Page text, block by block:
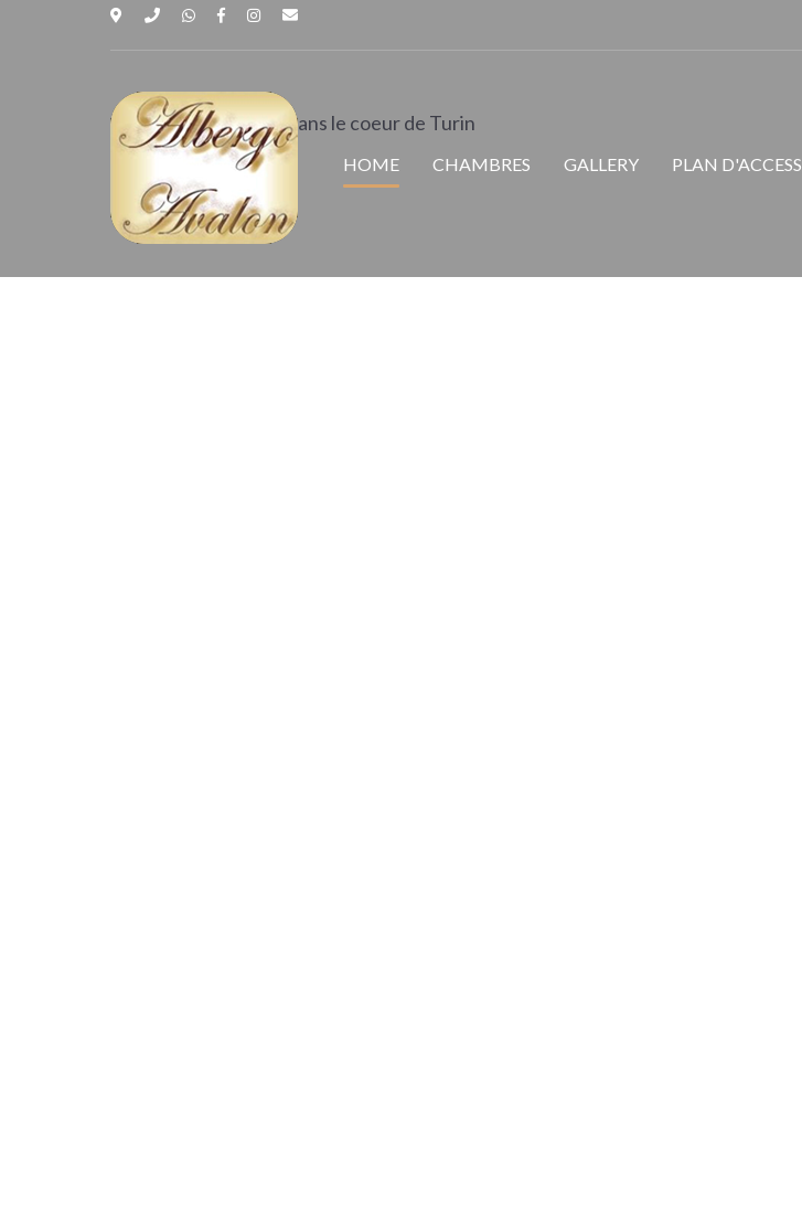
HOME CHAMBRES GALLERY PLAN D'ACCESS
Albergo Avalon
Hospitalitè familiale dans le coeur de Turin